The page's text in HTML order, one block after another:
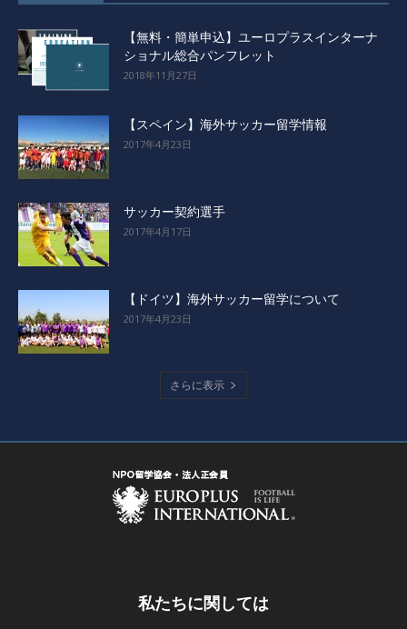
【無料・簡単申込】ユーロプラスインターナ
ショナル総合パンフレット
2018年11月27日
【スペイン】海外サッカー留学情報
2017年4月23日
サッカー契約選手
2017年4月17日
【ドイツ】海外サッカー留学について
2017年4月23日
さらに表示
私たちに関しては